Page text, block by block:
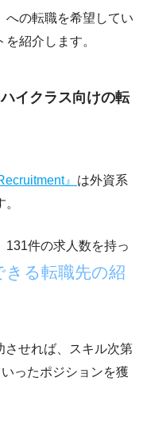
への転職を希望してい
紹介します。
イクラス向けの転
』 は外資系
131件の求人数を持っ
きる転職先の紹
させれば、スキル次第
ったポジションを獲